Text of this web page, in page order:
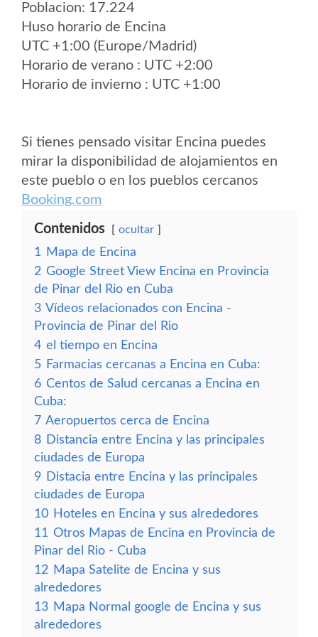
Poblacion: 17.224
Huso horario de Encina
UTC +1:00 (Europe/Madrid)
Horario de verano : UTC +2:00
Horario de invierno : UTC +1:00
Si tienes pensado visitar Encina puedes
mirar la disponibilidad de alojamientos en
este pueblo o en los pueblos cercanos
Booking.com
Contenidos ocultar
1
Mapa de Encina
2 Google Street View Encina en Provincia
de Pinar del Rio en Cuba
3 Vídeos relacionados con Encina -
Provincia de Pinar del Rio
4 el tiempo en Encina
5 Farmacias cercanas a Encina en Cuba:
6 Centos de Salud cercanas a Encina en
Cuba:
7 Aeropuertos cerca de Encina
8 Distancia entre Encina y las principales
ciudades de Europa
9 Distacia entre Encina y las principales
ciudades de Europa
10 Hoteles en Encina y sus alrededores
11 Otros Mapas de Encina en Provincia de
Pinar del Rio - Cuba
12 Mapa Satelite de Encina y sus
alrededores
13 Mapa Normal google de Encina y sus
alrededores